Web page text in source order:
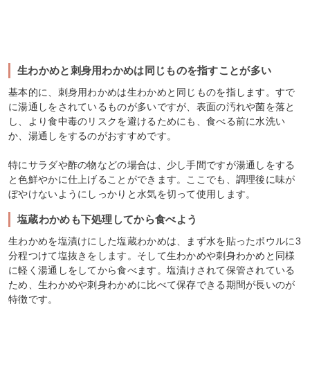
生わかめと刺身用わかめは同じものを指すことが多い
基本的に、刺身用わかめは生わかめと同じものを指します。すで
に湯通しをされているものが多いですが、表面の汚れや菌を落と
し、より食中毒のリスクを避けるためにも、食べる前に水洗い
か、湯通しをするのがおすすめです。
特にサラダや酢の物などの場合は、少し手間ですが湯通しをする
と色鮮やかに仕上げることができます。ここでも、調理後に味が
ぼやけないようにしっかりと水気を切って使用します。
塩蔵わかめも下処理してから食べよう
生わかめを塩漬けにした塩蔵わかめは、まず水を貼ったボウルに3
分程つけて塩抜きをします。そして生わかめや刺身わかめと同様
に軽く湯通しをしてから食べます。塩漬けされて保管されている
ため、生わかめや刺身わかめに比べて保存できる期間が長いのが
特徴です。